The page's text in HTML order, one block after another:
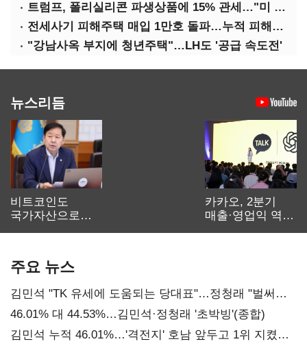
트럼프, 폴리실리콘 파생상품에 15% 관세…"미 산업 재건"
전세사기 피해주택 매입 1만호 돌파…누적 피해자 4만278명
"강남사옥 부지에 청년주택"…LH도 '공급 속도전'
뉴스리듬
비트코인도
국가자산으로…'
카카오, 2분기
매출·영업익 역대
주요 뉴스
김민석 "TK 유세에 도움되는 당대표"…정청래 "벌써
대표된 양 당직 배분"
46.01% 대 44.53%…김민석·정청래 '초박빙'(종합)
김민석 누적 46.01%…'격전지' 호남 앞두고 1위 지켰다